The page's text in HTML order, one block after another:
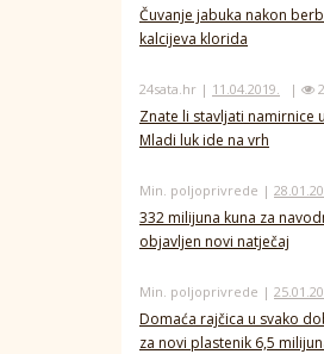
Čuvanje jabuka nakon
kalcijeva klorida
24sata.hr | 11.04.2019. |
Znate li stavljati namirnice
Mladi luk ide na vrh
Min. poljoprivrede |
332 milijuna kuna za
objavljen novi natječaj
Min. poljoprivrede |
Domaća rajčica u svako
za novi plastenik 6,5